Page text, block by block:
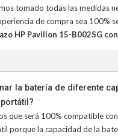
tomado todas las medidas
de compra sea 100%
HP Pavilion 15-B002SG
la batería de diferente
que será 100% compatible
porque la capacidad de la